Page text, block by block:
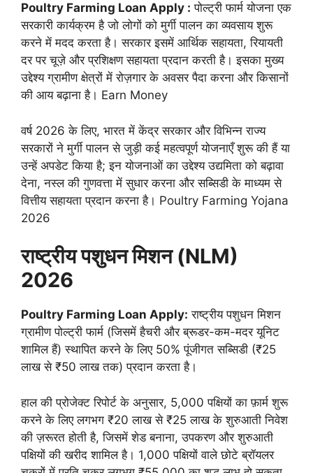
Poultry Farming Loan Apply : पोल्ट्री फार्म योजना एक
सरकारी कार्यक्रम है जो लोगों को मुर्गी पालन का व्यवसाय शुरू
करने में मदद करता है। सरकार इसमें आर्थिक सहायता, रियायती
दर पर चूज़े और प्रशिक्षण सहायता प्रदान करती है। इसका मुख्य
उद्देश्य ग्रामीण क्षेत्रों में रोज़गार के अवसर पैदा करना और किसानों
की आय बढ़ाना है। Earn Money
वर्ष 2026 के लिए, भारत में केंद्र सरकार और विभिन्न राज्य
सरकारों ने मुर्गी पालन से जुड़ी कई महत्वपूर्ण योजनाएँ शुरू की हैं या
उन्हें अपडेट किया है; इन योजनाओं का उद्देश्य उद्यमिता को बढ़ावा
देना, नस्ल की गुणवत्ता में सुधार करना और सब्सिडी के माध्यम से
वित्तीय सहायता प्रदान करना है। Poultry Farming Yojana
2026
राष्ट्रीय पशुधन मिशन (NLM)
2026
Poultry Farming Loan Apply: राष्ट्रीय पशुधन मिशन
ग्रामीण पोल्ट्री फार्म (जिसमें हैचरी और ब्रूडर-कम-मदर यूनिट
शामिल हैं) स्थापित करने के लिए 50% पूंजीगत सब्सिडी (₹25
लाख से ₹50 लाख तक) प्रदान करता है।
हाल की प्रोजेक्ट रिपोर्ट के अनुसार, 5,000 पक्षियों का फ़ार्म शुरू
करने के लिए लगभग ₹20 लाख से ₹25 लाख के शुरुआती निवेश
की ज़रूरत होती है, जिसमें शेड बनाना, उपकरण और शुरुआती
पक्षियों की खरीद शामिल है। 1,000 पक्षियों वाले छोटे ब्रॉयलर